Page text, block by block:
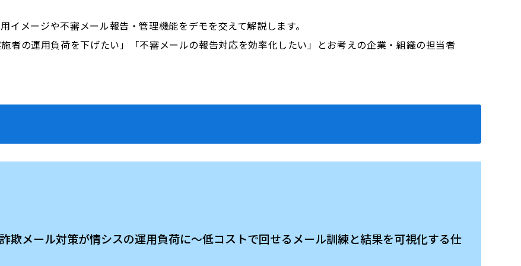
メージや不審メール報告・管理機能をデモを交えて解説します。
者の運用負荷を下げたい」「不審メールの報告対応を効率化したい」とお考えの企業・組織の担当者
メール対策が情シスの運用負荷に～低コストで回せるメール訓練と結果を可視化する仕